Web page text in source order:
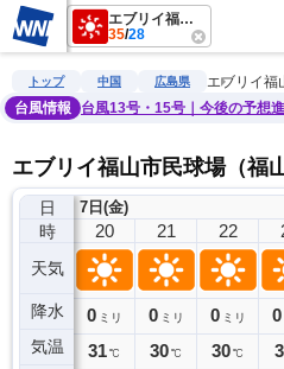
エブリイ福山市民球場（福山市竹ケ端運動公園野球場）
35/28
雨雲レーダー 台風情報 地震情報
トップ 中国 広島県
エブリイ福
台風情報
台風13号・15号｜今後の予想
エブリイ福山市民球場（福
日
時
天気
降水
気温
7日(金)
19
0ミリ
31℃
20
0 ミリ
31℃
21
0 ミリ
30℃
22
0 ミリ
30℃
0